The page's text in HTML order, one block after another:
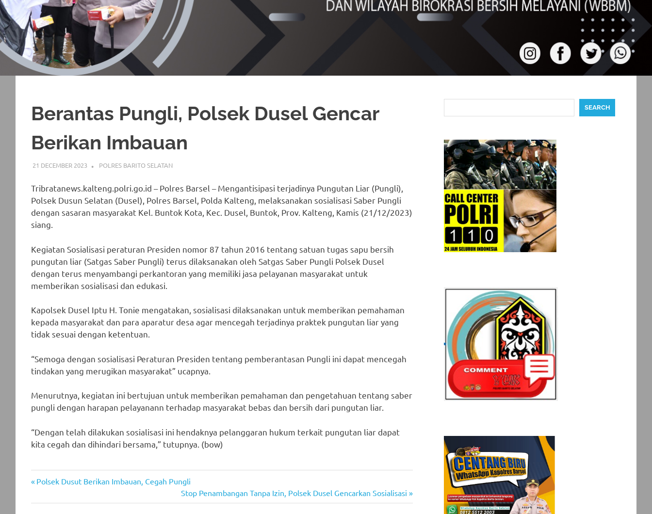
Berantas Pungli, Polsek Dusel Gencar
Berikan Imbauan
21 DECEMBER 2023 ADMIN_POLRESBARSEL
POLRES BARITO SELATAN
Tribratanews.kalteng.polri.go.id – Polres Barsel – Mengantisipasi terjadinya Pungutan Liar (Pungli),
Polsek Dusun Selatan (Dusel), Polres Barsel, Polda Kalteng, melaksanakan sosialisasi Saber Pungli
dengan sasaran masyarakat Kel. Buntok Kota, Kec. Dusel, Buntok, Prov. Kalteng, Kamis (21/12/2023)
siang.
Kegiatan Sosialisasi peraturan Presiden nomor 87 tahun 2016 tentang satuan tugas sapu bersih
pungutan liar (Satgas Saber Pungli) terus dilaksanakan oleh Satgas Saber Pungli Polsek Dusel
dengan terus menyambangi perkantoran yang memiliki jasa pelayanan masyarakat untuk
memberikan sosialisasi dan edukasi.
Kapolsek Dusel Iptu H. Tonie mengatakan, sosialisasi dilaksanakan untuk memberikan pemahaman
kepada masyarakat dan para aparatur desa agar mencegah terjadinya praktek pungutan liar yang
tidak sesuai dengan ketentuan.
“Semoga dengan sosialisasi Peraturan Presiden tentang pemberantasan Pungli ini dapat mencegah
tindakan yang merugikan masyarakat” ucapnya.
Menurutnya, kegiatan ini bertujuan untuk memberikan pemahaman dan pengetahuan tentang saber
pungli dengan harapan pelayanann terhadap masyarakat bebas dan bersih dari pungutan liar.
“Dengan telah dilakukan sosialisasi ini hendaknya pelanggaran hukum terkait pungutan liar dapat
kita cegah dan dihindari bersama,” tutupnya. (bow)
Post
navigation
Previous
Polsek Dusut Berikan Imbauan, Cegah Pungli
Next
Post:
Stop Penambangan Tanpa Izin, Polsek Dusel Gencarkan Sosialisasi
SEARCH